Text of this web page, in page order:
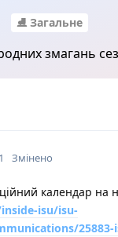
⛸ Загальне
змагань
Змінено
календар на
isu/isu-
25883-